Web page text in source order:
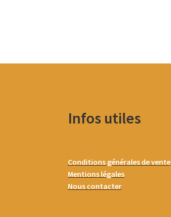
Infos utiles
Conditions générales de vente
Mentions légales
Nous contacter